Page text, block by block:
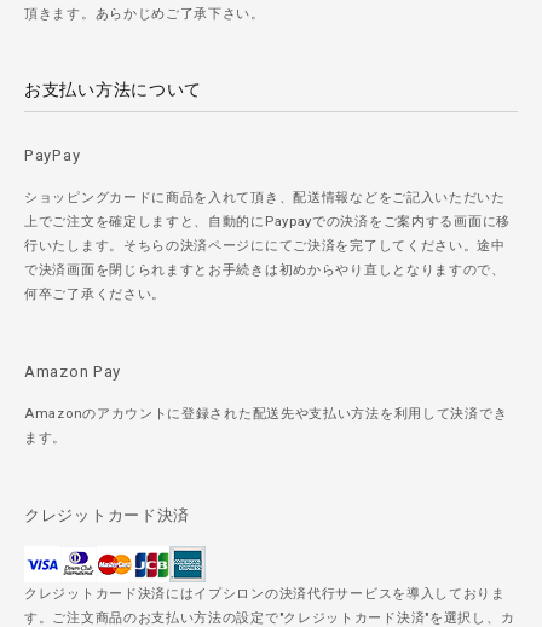
頂きます。あらかじめご了承下さい。
お支払い方法について
PayPay
ショッピングカードに商品を入れて頂き、配送情報などをご記入いただいた
上でご注文を確定しますと、自動的にPaypayでの決済をご案内する画面に移
行いたします。そちらの決済ページににてご決済を完了してください。途中
で決済画面を閉じられますとお手続きは初めからやり直しとなりますので、
何卒ご了承ください。
Amazon Pay
Amazonのアカウントに登録された配送先や支払い方法を利用して決済でき
ます。
クレジットカード決済
クレジットカード決済にはイプシロンの決済代行サービスを導入しておりま
す。ご注文商品のお支払い方法の設定で"クレジットカード決済"を選択し、カ